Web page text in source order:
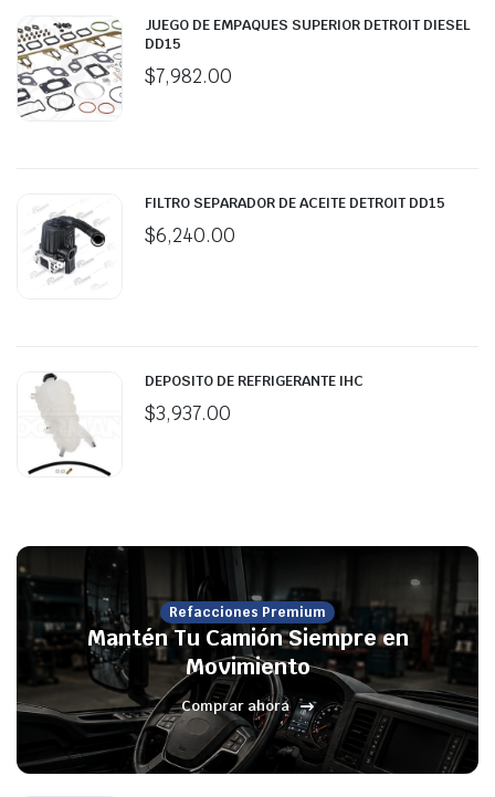
JUEGO DE EMPAQUES SUPERIOR DETROIT DIESEL
DD15
$7,982.00
FILTRO SEPARADOR DE ACEITE DETROIT DD15
$6,240.00
DEPOSITO DE REFRIGERANTE IHC
$3,937.00
Refacciones Premium
Mantén Tu Camión Siempre en
Movimiento
Comprar ahora